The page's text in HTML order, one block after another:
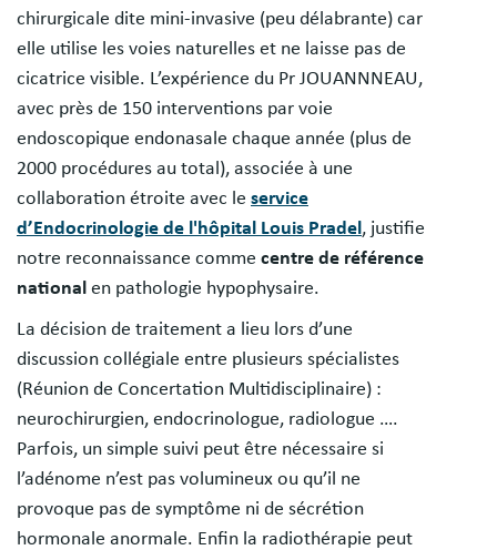
chirurgicale dite mini-invasive (peu délabrante) car
elle utilise les voies naturelles et ne laisse pas de
cicatrice visible. L’expérience du Pr JOUANNNEAU,
avec près de 150 interventions par voie
endoscopique endonasale chaque année (plus de
2000 procédures au total), associée à une
collaboration étroite avec le service
d’Endocrinologie de l'hôpital Louis Pradel , justifie
notre reconnaissance comme centre de référence
national en pathologie hypophysaire.
La décision de traitement a lieu lors d’une
discussion collégiale entre plusieurs spécialistes
(Réunion de Concertation Multidisciplinaire) :
neurochirurgien, endocrinologue, radiologue ….
Parfois, un simple suivi peut être nécessaire si
l’adénome n’est pas volumineux ou qu’il ne
provoque pas de symptôme ni de sécrétion
hormonale anormale. Enfin la radiothérapie peut